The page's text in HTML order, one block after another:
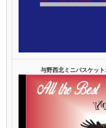
与野西北ミニバスケッ